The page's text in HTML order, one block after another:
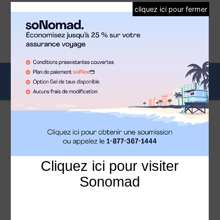
LE JOURNAL OFFICIEL DES FRANCOPHONES ET DES
SNOWBIRDS EN FLORIDE
☰
cliquez ici pour fermer
Cliquez ici pour visiter
Sonomad